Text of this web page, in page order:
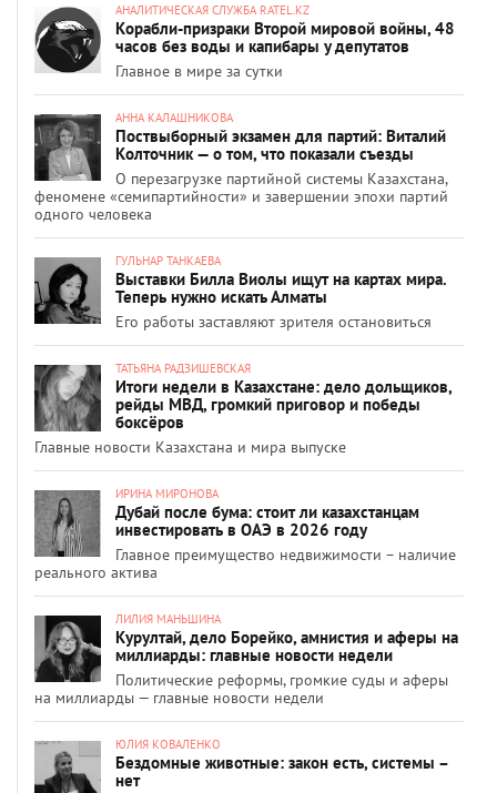
АНАЛИТИЧЕСКАЯ СЛУЖБА RATEL.KZ
Корабли-призраки Второй мировой войны, 48
часов без воды и капибары у депутатов
Главное в мире за сутки
АННА КАЛАШНИКОВА
Поствыборный экзамен для партий: Виталий
Колточник — о том, что показали съезды
О перезагрузке партийной системы Казахстана,
феномене «семипартийности» и завершении эпохи партий
одного человека
ГУЛЬНАР ТАНКАЕВА
Выставки Билла Виолы ищут на картах мира.
Теперь нужно искать Алматы
Его работы заставляют зрителя остановиться
ТАТЬЯНА РАДЗИШЕВСКАЯ
Итоги недели в Казахстане: дело дольщиков,
рейды МВД, громкий приговор и победы
боксёров
Главные новости Казахстана и мира выпуске
ИРИНА МИРОНОВА
Дубай после бума: стоит ли казахстанцам
инвестировать в ОАЭ в 2026 году
Главное преимущество недвижимости – наличие
реального актива
ЛИЛИЯ МАНЬШИНА
Курултай, дело Борейко, амнистия и аферы на
миллиарды: главные новости недели
Политические реформы, громкие суды и аферы
на миллиарды — главные новости недели
ЮЛИЯ КОВАЛЕНКО
Бездомные животные: закон есть, системы –
нет